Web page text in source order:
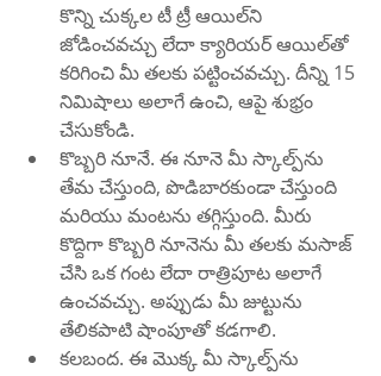
కొన్ని చుక్కల టీ ట్రీ ఆయిల్‌ని
జోడించవచ్చు లేదా క్యారియర్ ఆయిల్‌తో
కరిగించి మీ తలకు పట్టించవచ్చు. దీన్ని 15
నిమిషాలు అలాగే ఉంచి, ఆపై శుభ్రం
చేసుకోండి.
కొబ్బరి నూనే. ఈ నూనె మీ స్కాల్ప్‌ను
తేమ చేస్తుంది, పొడిబారకుండా చేస్తుంది
మరియు మంటను తగ్గిస్తుంది. మీరు
కొద్దిగా కొబ్బరి నూనెను మీ తలకు మసాజ్
చేసి ఒక గంట లేదా రాత్రిపూట అలాగే
ఉంచవచ్చు. అప్పుడు మీ జుట్టును
తేలికపాటి షాంపూతో కడగాలి.
కలబంద. ఈ మొక్క మీ స్కాల్ప్‌ను